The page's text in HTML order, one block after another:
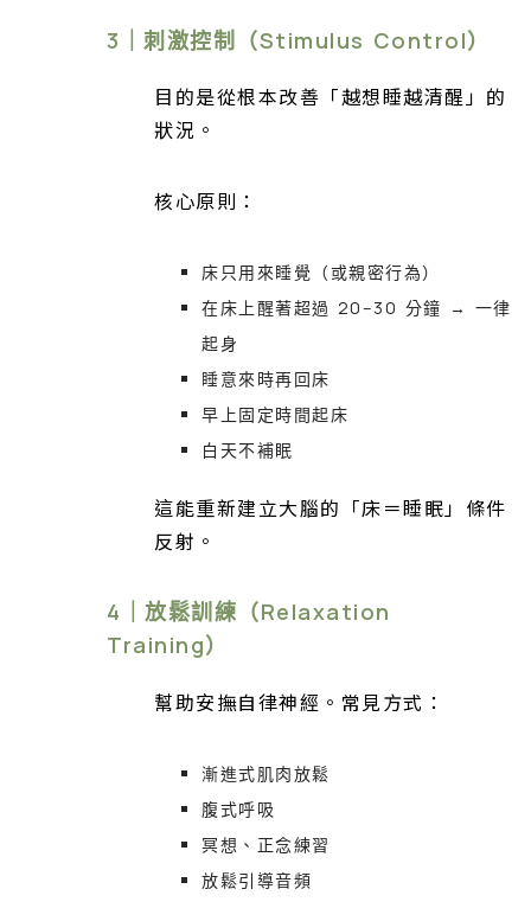
3｜刺激控制（Stimulus Control）
目的是從根本改善「越想睡越清醒」的
狀況。
核心原則：
床只用來睡覺（或親密行為）
在床上醒著超過 20–30 分鐘 → 一律
起身
睡意來時再回床
早上固定時間起床
白天不補眠
這能重新建立大腦的「床＝睡眠」條件
反射。
4｜放鬆訓練（Relaxation
Training）
幫助安撫自律神經。常見方式：
漸進式肌肉放鬆
腹式呼吸
冥想、正念練習
放鬆引導音頻